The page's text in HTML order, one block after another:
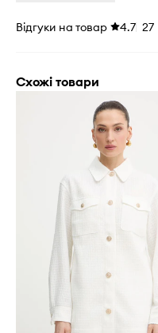
Відгуки на товар 4.7 27
Схожі товари